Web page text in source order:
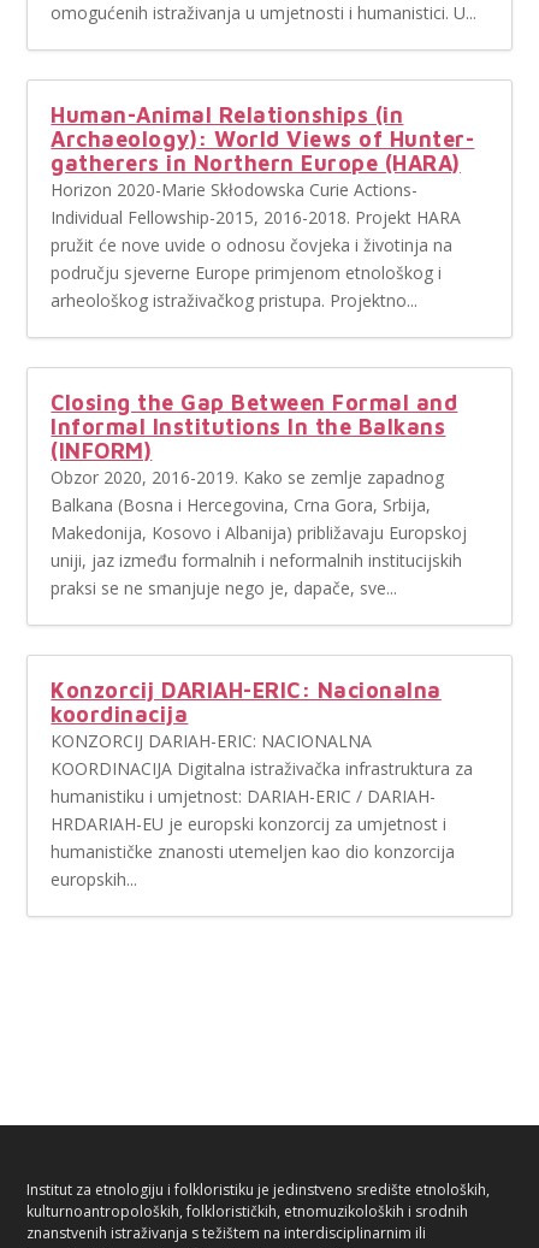
omogućenih istraživanja u umjetnosti i humanistici. U...
Human-Animal Relationships (in
Archaeology): World Views of Hunter-
gatherers in Northern Europe (HARA)
Horizon 2020-Marie Skłodowska Curie Actions-
Individual Fellowship-2015, 2016-2018. Projekt HARA
pružit će nove uvide o odnosu čovjeka i životinja na
području sjeverne Europe primjenom etnološkog i
arheološkog istraživačkog pristupa. Projektno...
Closing the Gap Between Formal and
Informal Institutions In the Balkans
(INFORM)
Obzor 2020, 2016-2019. Kako se zemlje zapadnog
Balkana (Bosna i Hercegovina, Crna Gora, Srbija,
Makedonija, Kosovo i Albanija) približavaju Europskoj
uniji, jaz između formalnih i neformalnih institucijskih
praksi se ne smanjuje nego je, dapače, sve...
Konzorcij DARIAH-ERIC: Nacionalna
koordinacija
KONZORCIJ DARIAH-ERIC: NACIONALNA
KOORDINACIJA Digitalna istraživačka infrastruktura za
humanistiku i umjetnost: DARIAH-ERIC / DARIAH-
HRDARIAH-EU je europski konzorcij za umjetnost i
humanističke znanosti utemeljen kao dio konzorcija
europskih...
Institut za etnologiju i folkloristiku je jedinstveno središte etnoloških,
kulturnoantropoloških, folklorističkih, etnomuzikoloških i srodnih
znanstvenih istraživanja s težištem na interdisciplinarnim ili